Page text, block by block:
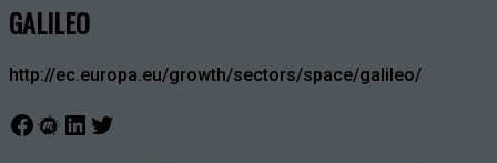
GALILEO
http://ec.europa.eu/growth/sectors/space/galileo/
Facebook
Meetup
LinkedIn
Twitter